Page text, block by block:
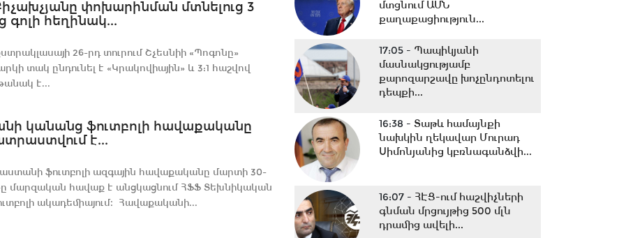
փոխարինման մտնելուց 3
գոլի հեղինակ...
26-րդ տուրում Շչեսնիի «Պոգոնը»
տակ ընդունել է «Կրակովիային» և 3:1 հաշվով
է...
կանանց ֆուտբոլի հավաքականը
է...
ֆուտբոլի ազգային հավաքականը մարտի 30-
ը մարզական հավաք է անցկացնում ՀՖՖ Տեխնիկական
ակադեմիայում։ Հավաքականի...
մտցնում ԱՄՆ
քաղաքացիություն...
17:05 - Պապիկյանի
մասնակցությամբ
քարոզարշավը խոչընդոտելու
դեպքի...
16:38 - Տաթև համայնքի
նախկին ղեկավար Մուրադ
Սիմոնյանից կբռնագանձվի...
16:07 - ՀԷՑ-ում հաշվիչների
գնման մրցույթից 500 մլն
դրամից ավելի...